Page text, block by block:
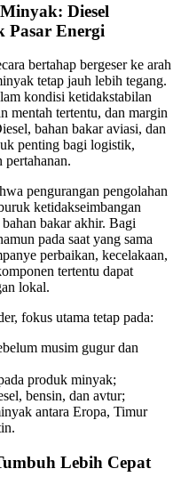
Diesel
Pasar Energi
bertahap bergeser ke arah
tetap jauh lebih tegang.
kondisi ketidakstabilan
mentah tertentu, dan margin
bahan bakar aviasi, dan
penting bagi logistik,
pertahanan.
pengurangan pengolahan
ketidakseimbangan
bakar akhir. Bagi
pada saat yang sama
perbaikan, kecelakaan,
tertentu dapat
lokal.
fokus utama tetap pada:
musim gugur dan
produk minyak;
bensin, dan avtur;
antara Eropa, Timur
Lebih Cepat